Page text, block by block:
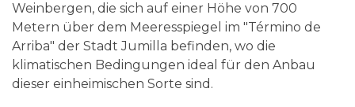
Weinbergen, die sich auf einer Höhe von 700
Metern über dem Meeresspiegel im "Término de
Arriba" der Stadt Jumilla befinden, wo die
klimatischen Bedingungen ideal für den Anbau
dieser einheimischen Sorte sind.